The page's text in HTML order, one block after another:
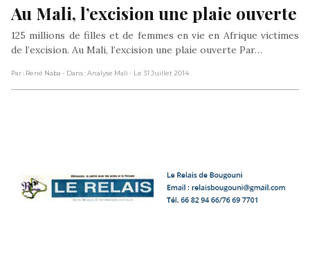
Au Mali, l’excision une plaie ouverte
125 millions de filles et de femmes en vie en Afrique victimes
de l’excision. Au Mali, l’excision une plaie ouverte Par…
Par : René Naba - Dans : Analyse Mali - Le 31 Juillet 2014